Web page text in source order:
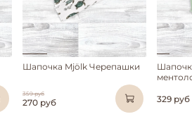
Шапочка Mjölk Черепашки
359 руб
270 руб 329 руб